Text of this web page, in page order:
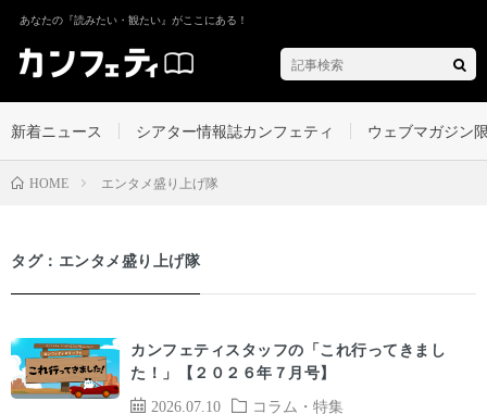
あなたの『読みたい・観たい』がここにある！
新着ニュース シアター情報誌カンフェティ ウェブマガジン
HOME エンタメ盛り上げ隊
タグ：エンタメ盛り上げ隊
2026.07.10 コラム・特集
カンフェティスタッフの「これ行ってきまし
た！」【２０２６年７月号】